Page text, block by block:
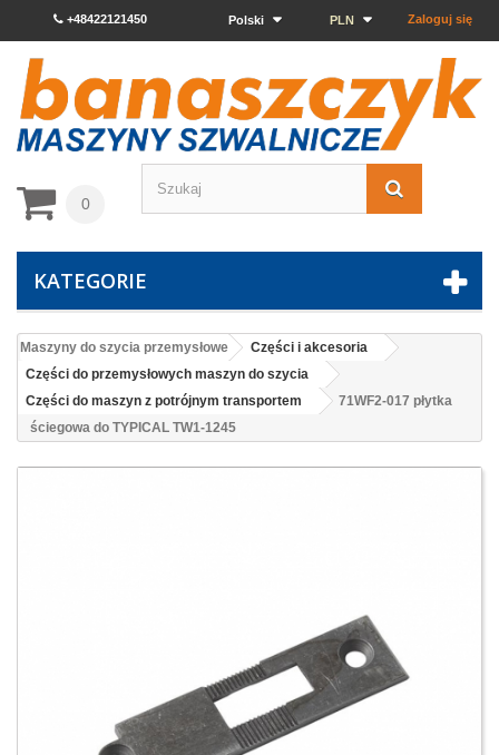
Zaloguj się
PLN
Polski
+48422121450
0
KATEGORIE
Maszyny do szycia przemysłowe
Części i akcesoria
Części do przemysłowych maszyn do szycia
Części do maszyn z potrójnym transportem
71WF2-017 płytka
ściegowa do TYPICAL TW1-1245